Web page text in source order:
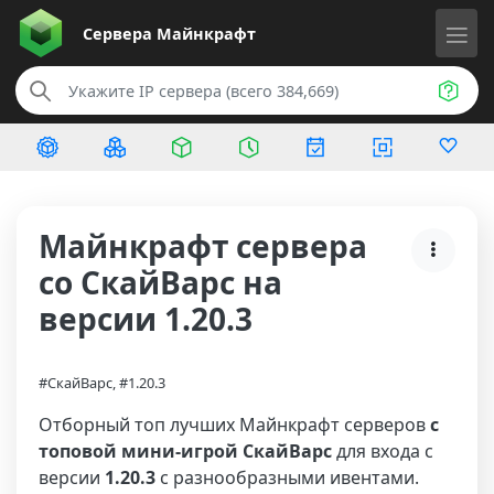
Сервера Майнкрафт
Майнкрафт сервера
со СкайВарс на
версии 1.20.3
#СкайВарс, #1.20.3
Отборный топ лучших Майнкрафт серверовс
топовой мини-игрой СкайВарсдля входа с
версии 1.20.3 с разнообразными ивентами.